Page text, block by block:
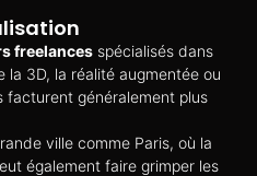
freelances spécialisés dans
la 3D, la réalité augmentée ou
facturent généralement plus
ville comme Paris, où la
également faire grimper les